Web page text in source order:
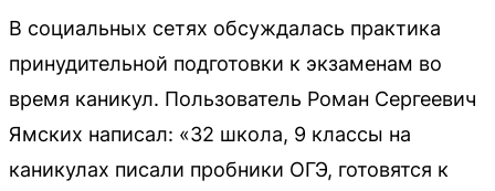
В социальных сетях обсуждалась практика
принудительной подготовки к экзаменам во
время каникул. Пользователь Роман Сергеевич
Ямских написал: «32 школа, 9 классы на
каникулах писали пробники ОГЭ, готовятся к